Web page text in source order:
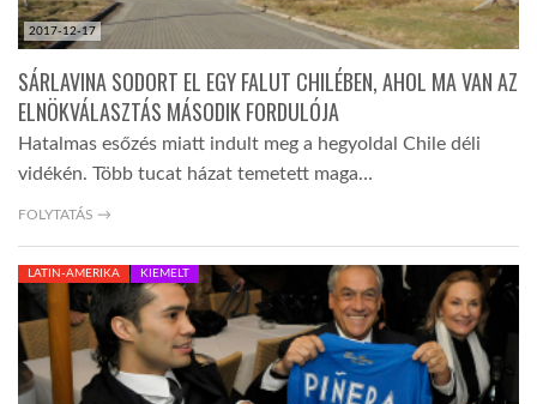
2017-12-17
SÁRLAVINA SODORT EL EGY FALUT CHILÉBEN, AHOL MA VAN AZ
ELNÖKVÁLASZTÁS MÁSODIK FORDULÓJA
Hatalmas esőzés miatt indult meg a hegyoldal Chile déli
vidékén. Több tucat házat temetett maga…
FOLYTATÁS →
LATIN-AMERIKA KIEMELT